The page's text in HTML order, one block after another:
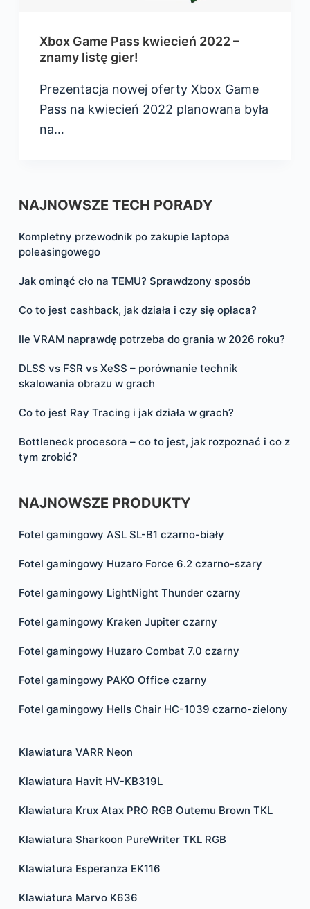
Xbox Game Pass kwiecień 2022 –
znamy listę gier!
Prezentacja nowej oferty Xbox Game
Pass na kwiecień 2022 planowana była
na…
NAJNOWSZE TECH PORADY
Kompletny przewodnik po zakupie laptopa
poleasingowego
Jak ominąć cło na TEMU? Sprawdzony sposób
Co to jest cashback, jak działa i czy się opłaca?
Ile VRAM naprawdę potrzeba do grania w 2026 roku?
DLSS vs FSR vs XeSS – porównanie technik
skalowania obrazu w grach
Co to jest Ray Tracing i jak działa w grach?
Bottleneck procesora – co to jest, jak rozpoznać i co z
tym zrobić?
NAJNOWSZE PRODUKTY
Fotel gamingowy ASL SL-B1 czarno-biały
Fotel gamingowy Huzaro Force 6.2 czarno-szary
Fotel gamingowy LightNight Thunder czarny
Fotel gamingowy Kraken Jupiter czarny
Fotel gamingowy Huzaro Combat 7.0 czarny
Fotel gamingowy PAKO Office czarny
Fotel gamingowy Hells Chair HC-1039 czarno-zielony
Klawiatura VARR Neon
Klawiatura Havit HV-KB319L
Klawiatura Krux Atax PRO RGB Outemu Brown TKL
Klawiatura Sharkoon PureWriter TKL RGB
Klawiatura Esperanza EK116
Klawiatura Marvo K636